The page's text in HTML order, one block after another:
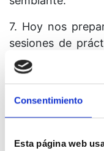
Consentimiento
Esta página web
7. Hoy nos
sesiones de
que la
dispone la
único que se te